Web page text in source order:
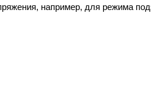
например, для режима